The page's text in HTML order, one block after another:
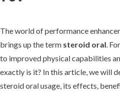
The world of performance
brings up the term steroid oral.
to improved physical capabilities
exactly is it? In this article, we will
steroid oral usage, its effects,